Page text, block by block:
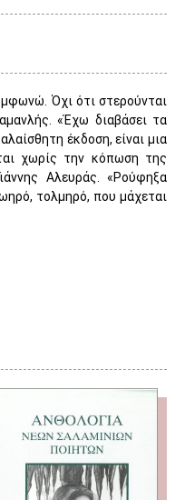
Όχι ότι στερούνται
«Έχω διαβάσει τα
έκδοση, είναι μια
χωρίς την κόπωση της
Αλευράς. «Ρούφηξα
τολμηρό, που μάχεται